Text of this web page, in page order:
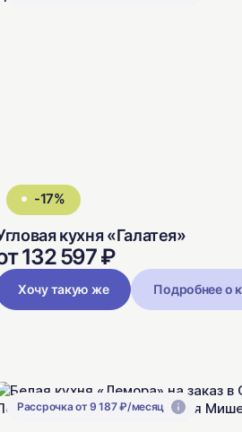
-17%
кухня «Галатея»
132 597 ₽
Хочу такую же Подробнее о
Рассрочка от 9 187 ₽/месяц